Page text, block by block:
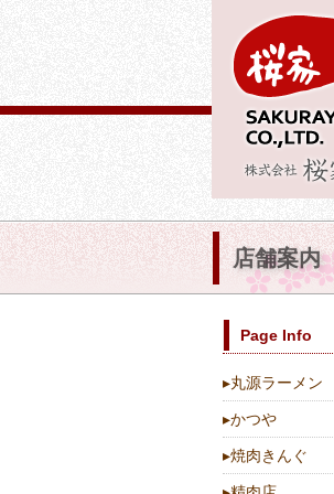
店舗案内
Page Info
▸丸源ラーメン
▸かつや
▸焼肉きんぐ